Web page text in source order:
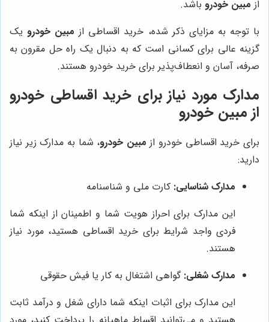
از مبین خودرو باشد.
با توجه به مزایای ذکر شده، خرید اقساطی از مبین خودرو یک
گزینه عالی برای کسانی است که به دنبال یک راه حل مقرون به
صرفه، آسان و انعطاف‌پذیر برای خرید خودرو هستند.
مدارک مورد نیاز برای خرید اقساطی خودرو
از مبین خودرو
برای خرید اقساطی خودرو از مبین خودرو، شما به مدارک زیر نیاز
دارید:
مدارک شناسایی: کارت ملی و شناسنامه
این مدارک برای احراز هویت شما و اطمینان از اینکه شما
فردی واجد شرایط برای خرید اقساطی هستید، مورد نیاز
هستند.
مدارک شغلی: گواهی اشتغال به کار یا فیش حقوقی
این مدارک برای اثبات اینکه شما دارای شغل و درآمد ثابت